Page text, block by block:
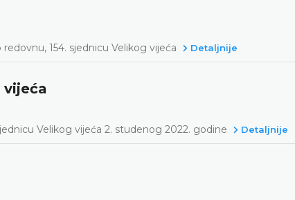
154. sjednicu Velikog vijeća Detaljnije
vijeća
Velikog vijeća 2. studenog 2022. godine Detaljnije